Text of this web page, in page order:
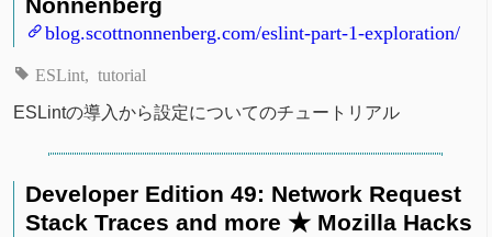
Nonnenberg
blog.scottnonnenberg.com/eslint-part-1-exploration/
ESLint tutorial
ESLintの導入から設定についてのチュートリアル
Developer Edition 49: Network Request
Stack Traces and more ★ Mozilla Hacks